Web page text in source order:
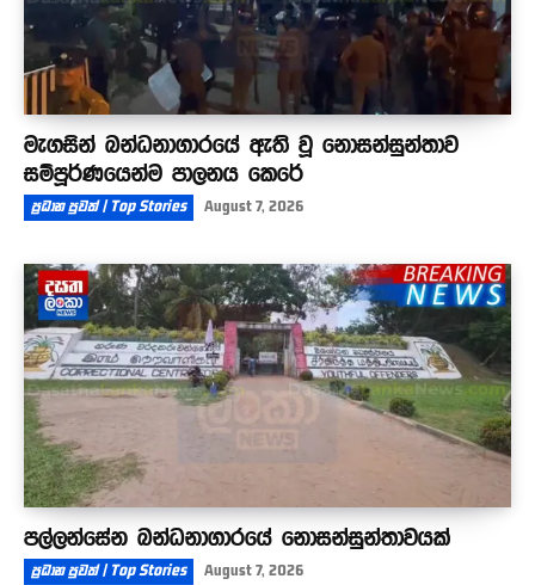
මැගසින් බන්ධනාගාරයේ ඇති වූ නොසන්සුන්තාව
සම්පූර්ණයෙන්ම පාලනය කෙරේ
ප්‍රධාන පුවත් | Top Stories August 7, 2026
පල්ලන්සේන බන්ධනාගාරයේ නොසන්සුන්තාවයක්
ප්‍රධාන පුවත් | Top Stories August 7, 2026